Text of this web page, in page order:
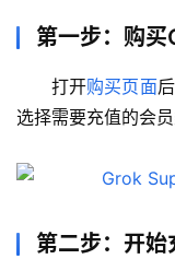
第一步：购
打开购买页面
选择需要充值的会员
第二步：开始